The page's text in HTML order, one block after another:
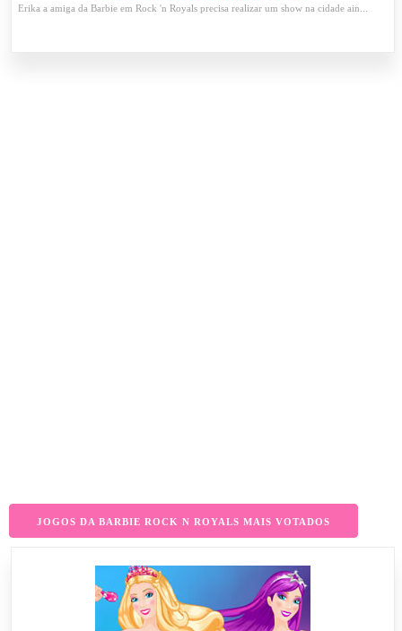
Erika a amiga da Barbie em Rock 'n Royals precisa realizar um show na cidade ain...
JOGOS DA BARBIE ROCK N ROYALS MAIS VOTADOS